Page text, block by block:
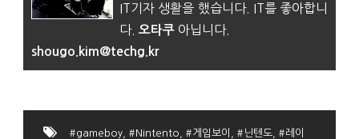
IT기자 생활을 했습니다. IT를 좋아합니
다. 오타쿠 아닙니다.
shougo.kim@techg.kr
#gameboy #Nintento #게임보이 #닌텐도
#레이